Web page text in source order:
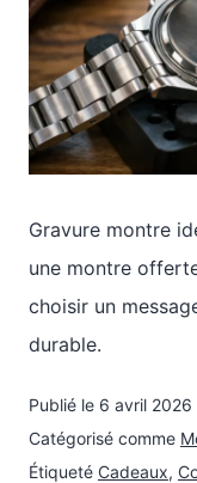
Gravure montre
une montre
choisir un
durable.
Publié le 6 avril 2026
Catégorisé comme
Étiqueté Cadeaux,